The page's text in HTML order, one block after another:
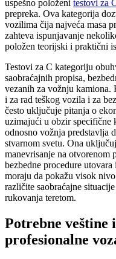
uspešno položeni testovi za
prepreka. Ova kategorija
vozilima čija najveća masa
zahteva ispunjavanje
položen teorijski i praktični
Testovi za C kategoriju
saobraćajnih propisa,
vezanih za vožnju kamiona.
i za rad teškog vozila i za
često uključuje pitanja o
uzimajući u obzir specifične
odnosno vožnja predstavlja
stvarnom svetu. Ona
manevrisanje na
bezbedne procedure
moraju da pokažu visok
različite saobraćajne
rukovanja teretom.
Potrebne veštine
profesionalne